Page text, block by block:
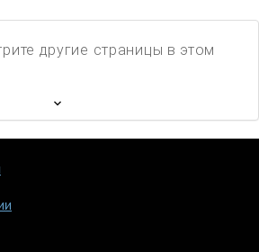
другие страницы в этом